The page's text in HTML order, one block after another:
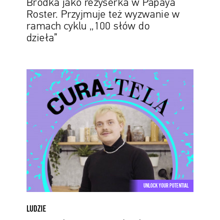
słów
do
dzieła”
Brodka jako reżyserka w Papaya
Roster. Przyjmuje też wyzwanie w
ramach cyklu „100 słów do
dzieła”
Cura-
Tela
z
w
kuchni.
Obejrzyj
odcinek
„Wontony”
UNLOCK YOUR POTENTIAL
LUDZIE